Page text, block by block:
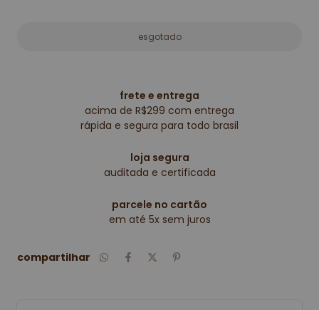
frete e entrega
acima de R$299 com entrega
rápida e segura para todo brasil
loja segura
auditada e certificada
parcele no cartão
em até 5x sem juros
compartilhar